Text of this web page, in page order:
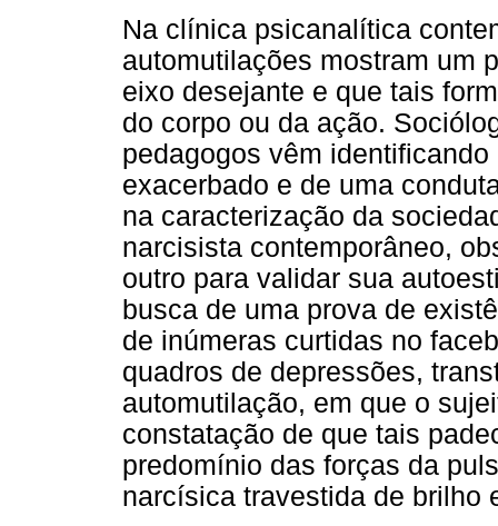
Na clínica psicanalítica
automutilações mostram um
eixo desejante e que tais
do corpo ou da ação.
pedagogos vêm
exacerbado e de uma
na caracterização da
narcisista contemporâneo,
outro para validar sua
busca de uma prova de
de inúmeras curtidas no
quadros de depressões,
automutilação, em que o
constatação de que tais
predomínio das forças da
narcísica travestida de brilho